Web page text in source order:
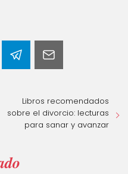
Libros recomendados
sobre el divorcio: lecturas
para sanar y avanzar